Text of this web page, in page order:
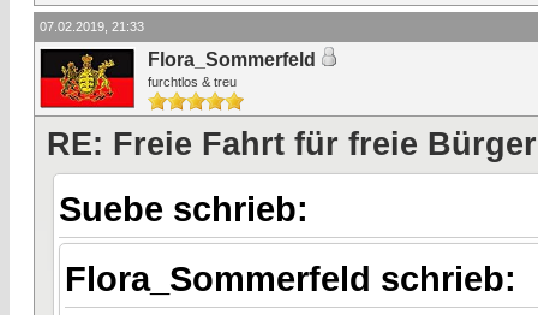
07.02.2019, 21:33
Flora_Sommerfeld
furchtlos & treu
RE: Freie Fahrt für freie Bürger
Suebe schrieb:
Flora_Sommerfeld schrieb: